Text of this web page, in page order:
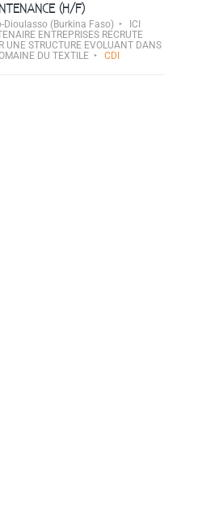
(H/F)
Dioulasso (Burkina Faso)
ICI
ENTREPRISES RECRUTE
UNE STRUCTURE EVOLUANT DANS
DU TEXTILE
CDI